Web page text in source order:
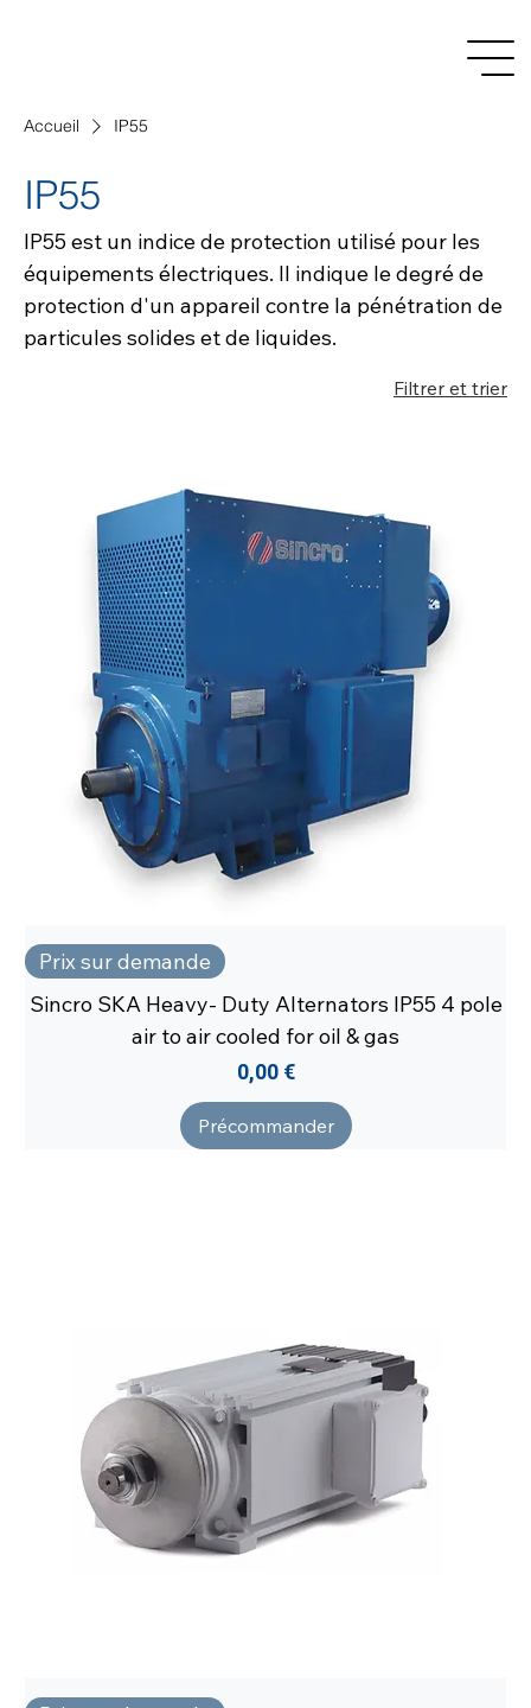
Accueil IP55
IP55
IP55 est un indice de protection utilisé pour les
équipements électriques. Il indique le degré de
protection d'un appareil contre la pénétration de
particules solides et de liquides.
Filtrer et trier
Prix sur demande
Sincro SKA Heavy- Duty Alternators IP55 4 pole
air to air cooled for oil & gas
Prix
0,00 €
Précommander